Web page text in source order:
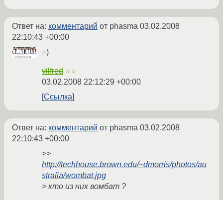
Ответ на: комментарий от phasma 03.02.2008
22:10:43 +00:00
=)
vilfred ☆☆
03.02.2008 22:12:29 +00:00
Ссылка
Ответ на: комментарий от phasma 03.02.2008
22:10:43 +00:00
>>
http://techhouse.brown.edu/~dmorris/photos/au
stralia/wombat.jpg
> кто из них вомбат ?